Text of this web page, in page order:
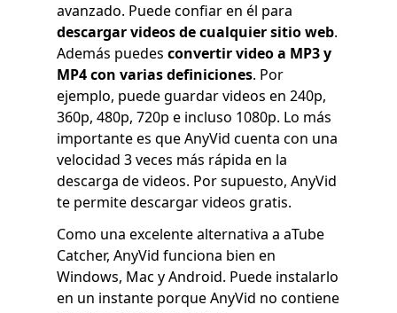
avanzado. Puede confiar en él para
descargar videos de cualquier sitio web.
Además puedes convertir video a MP3 y
MP4 con varias definiciones. Por
ejemplo, puede guardar videos en 240p,
360p, 480p, 720p e incluso 1080p. Lo más
importante es que AnyVid cuenta con una
velocidad 3 veces más rápida en la
descarga de videos. Por supuesto, AnyVid
te permite descargar videos gratis.
Como una excelente alternativa a aTube
Catcher, AnyVid funciona bien en
Windows, Mac y Android. Puede instalarlo
en un instante porque AnyVid no contiene